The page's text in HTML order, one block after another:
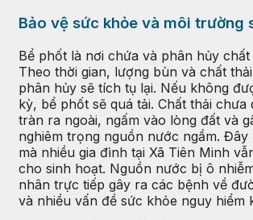
Bảo vệ sức khỏe và môi trường
Bể phốt là nơi chứa và phân hủy chất
Theo thời gian, lượng bùn và chất
phân hủy sẽ tích tụ lại. Nếu không
kỳ, bể phốt sẽ quá tải. Chất thải
tràn ra ngoài, ngấm vào lòng đất và
nghiêm trọng nguồn nước ngầm.
mà nhiều gia đình tại Xã Tiên Minh
cho sinh hoạt. Nguồn nước bị ô
nhân trực tiếp gây ra các bệnh về
và nhiều vấn đề sức khỏe nguy hiểm